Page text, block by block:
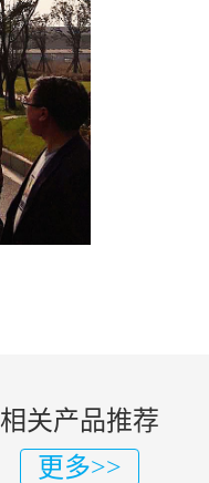
相关产品推荐
更多>>